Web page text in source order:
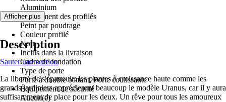
Aluminium
Revêtement des profilés
Peint par poudrage
Couleur profilé
Noir
Inclus dans la livraison
Cadre de fondation
Type de porte
Porte à double battant, Porte coulissante
Équipement de sécurité
Aucun(e)
Afficher plus
Description
Sauter une section
La liberté de s'épanouir: les plantes à croissance haute comme les
grands jardiniers apprécieront beaucoup le modèle Uranus, car il y aura
suffisamment de place pour les deux. Un rêve pour tous les amoureux